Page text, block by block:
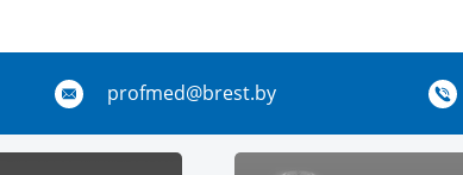
profmed@brest.by